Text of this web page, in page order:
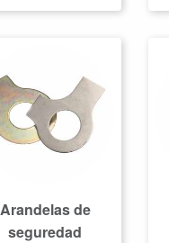
Arandelas de
seguredad